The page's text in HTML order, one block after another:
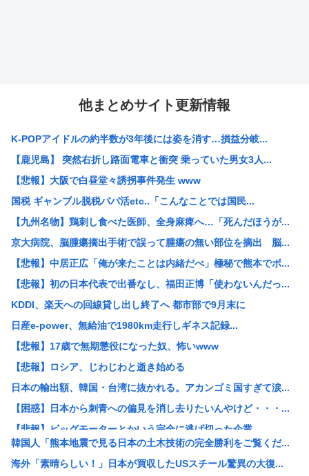
他まとめサイト更新情報
K-POPアイドルの約半数が3年後には姿を消す…損益分岐...
【鹿児島】 突然右折し路面電車と衝突 乗っていた男女3人...
【悲報】大阪で白昼堂々誘拐事件発生 www
国税 ギャンブル脱税パパ活etc..「こんなことでは国民...
【九州名物】鶏刺し食べた医師、全身麻痺へ…「死んだほうが...
京大病院、脳腫瘍摘出手術で誤って腫瘍の無い部位を摘出 脳...
【悲報】中居正広「俺が来たことは内緒だべ」極秘で熊本でボ...
【悲報】初の日本代表で出番なし、福田正博「使わないんだっ...
KDDI、楽天への回線貸し出し終了へ 都市部で9月末に
日産e-power、無給油で1980km走行しギネス記録...
【悲報】17歳で無期懲役になった奴、怖いwww
【悲報】ロシア、じわじわと逝き始める
日本の輸出額、韓国・台湾に抜かれる。アカンゴミ国すぎて涙...
【困惑】日本から刺青への偏見を消し去りたいんやけど・・・...
【悲報】ビッグモーターとかいう完全に逃げ切った企業
【悲報】女性「性的暴行されました」検事「嘘では？」女性「...
ホリエモン、移民受け入れ反対派の若者にブチギレ→スタジオ...
韓国人「熊本地震で見る日本の土木技術の完全勝利をご覧くだ...
海外「素晴らしい！」日本が買収したUSスチール驚異の大復...